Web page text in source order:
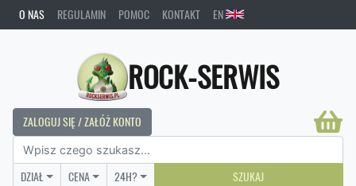
O NAS REGULAMIN POMOC KONTAKT EN
ROCK-SERWIS
ZALOGUJ SIĘ / ZAŁÓŻ KONTO
DZIAŁ CENA 24H? SZUKAJ